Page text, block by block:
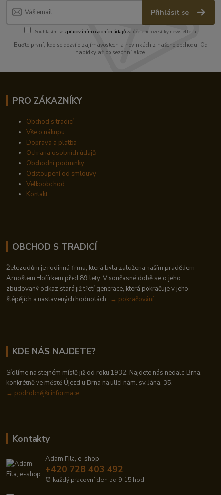
Přihlásit se
Souhlasím se zpracováním osobních údajůza účelem rozesílky newsletteru.
Buďte první, kdo se dozví o zajímavostech a novinkách z našeho obchodu. Od
nabídky až po sezónní akce.
PRO ZÁKAZNÍKY
Obchod s tradicí
Vše o nákupu
Doprava a platba
Ochrana osobních údajů
Obchodní podmínky
Odstoupení od smlouvy
Velkoobchod
Kontakt
OBCHOD S TRADICÍ
Železodům je rodinná firma, která byla založena naším pradědem
Arnoštem Hofírkem před 89 lety. V současné době se o jeho
zbudovaný odkaz stará již třetí generace, která pokračuje v jeho
šlépějích a nastavených hodnotách.. → pokračování
KDE NÁS NAJDETE?
Sídlíme na stejném místě již od roku 1932. Najdete nás nedalo Brna,
konkrétně ve městě Újezd u Brna na ulici nám. sv. Jána, 35.
→ podrobnější informace
Kontakty
Adam Fila, e-shop
+420 728 403 492
⏰ každý pracovní den od 9-15 hod.